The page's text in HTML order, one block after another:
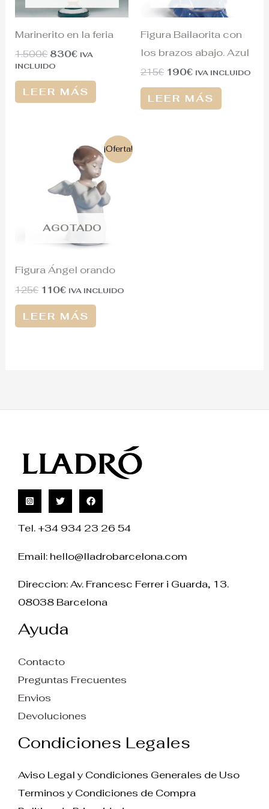
Marinerito en la feria
1.500€ 830€ IVA
INCLUIDO
LEER MÁS
Figura Bailaorita con
los brazos abajo. Azul
215€ 190€ IVA INCLUIDO
LEER MÁS
¡Oferta!
AGOTADO
Figura Ángel orando
125€
original
125€.
110€
precio
actual
es:
110€.
IVA INCLUIDO
LEER MÁS
Tel. +34 934 23 26 54
Email: hello@lladrobarcelona.com
Direccion: Av. Francesc Ferrer i Guarda, 13.
08038 Barcelona
Ayuda
Contacto
Preguntas Frecuentes
Envios
Devoluciones
Condiciones Legales
Aviso Legal y Condiciones Generales de Uso
Terminos y Condiciones de Compra